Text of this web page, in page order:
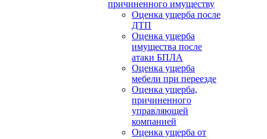
причиненного имуществу
Оценка ущерба после
ДТП
Оценка ущерба
имущества после
атаки БПЛА
Оценка ущерба
мебели при переезде
Оценка ущерба,
причиненного
управляющей
компанией
Оценка ущерба от